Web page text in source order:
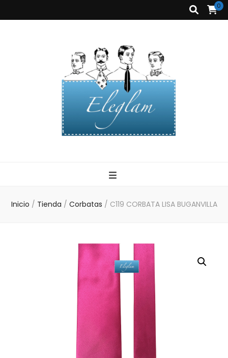
0
Eleglam
Inicio / Tienda / Corbatas / C119 CORBATA LISA BUGANVILLA